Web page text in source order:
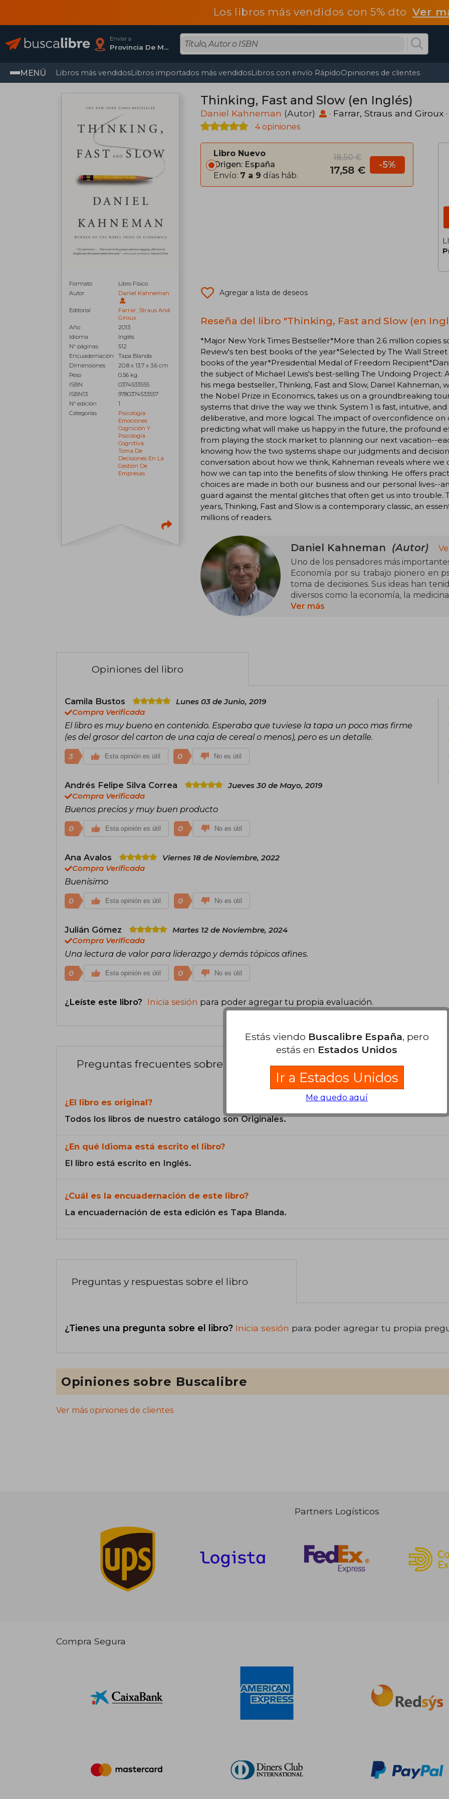
Los libros más vendidos con 5% dtoVer
Enviar a
Provincia De Madrid
MENÚ Libros más vendidosLibros importados más vendidosLibros con envío RápidoOpiniones de clientes
Formato
Libro Físico
Autor
Daniel Kahneman
Editorial
Farrar, Straus And
Giroux
Año
2013
Idioma
Inglés
N° páginas
512
Encuadernación
Tapa Blanda
Dimensiones
20.8 x 13.7 x 3.6 cm
Peso
0.56 kg.
ISBN
0374533555
ISBN13
9780374533557
N° edición
1
Categorías
Psicología:
Emociones
Cognición Y
Psicología
Cognitiva
Toma De
Decisiones En La
Gestión De
Empresas
Thinking, Fast and Slow (en Inglés)
Daniel Kahneman (Autor) · Farrar, Straus and Giroux
4 opiniones
Libro Nuevo
Origen: España
Envío: 7 a 9 días háb.
18,50 €
17,58 € -5%
Agregar a lista de deseos
Reseña del libro "Thinking, Fast and Slow (en
*Major New York Times Bestseller*More than 2.6 million copies
Review's ten best books of the year*Selected by The Wall
books of the year*Presidential Medal of Freedom
the subject of Michael Lewis's best-selling The Undoing Project:
his mega bestseller, Thinking, Fast and Slow, Daniel
the Nobel Prize in Economics, takes us on a groundbreaking
systems that drive the way we think. System 1 is fast, intuitive,
deliberative, and more logical. The impact of overconfidence
predicting what will make us happy in the future, the profound
from playing the stock market to planning our next vacation--
knowing how the two systems shape our judgments and
conversation about how we think, Kahneman reveals where
how we can tap into the benefits of slow thinking. He offers
choices are made in both our business and our personal lives--
guard against the mental glitches that often get us into trouble.
years, Thinking, Fast and Slow is a contemporary classic, an
millions of readers.
Daniel Kahneman (Autor)
Uno de los pensadores más
Economía por su trabajo pionero en
toma de decisiones. Sus ideas han
diversos como la economía, la
reunido la obra de su vida en un
Ver más
Opiniones del libro
Camila Bustos
Lunes 03 de Junio, 2019
Compra Verificada
El libro es muy bueno en contenido. Esperaba que tuviese la tapa un poco mas firme
(es del grosor del carton de una caja de cereal o menos), pero es un detalle.
3 Esta opinión es útil 0 No es útil
Andrés Felipe Silva Correa
Jueves 30 de Mayo, 2019
Compra Verificada
Buenos precios y muy buen producto
0 Esta opinión es útil 0 No es útil
Ana Avalos
Viernes 18 de Noviembre, 2022
Compra Verificada
Buenísimo
0 Esta opinión es útil 0 No es útil
Julián Gómez
Martes 12 de Noviembre, 2024
Compra Verificada
Una lectura de valor para liderazgo y demás tópicos afines.
0 Esta opinión es útil 0 No es útil
¿Leíste este libro? Inicia sesión para poder agregar tu propia evaluación.
Preguntas frecuentes sobre el libro
¿El libro es original?
Todos los libros de nuestro catálogo son Originales.
¿En qué Idioma está escrito el libro?
El libro está escrito en Inglés.
¿Cuál es la encuadernación de este libro?
La encuadernación de esta edición es Tapa Blanda.
Preguntas y respuestas sobre el libro
¿Tienes una pregunta sobre el libro? Inicia sesión para poder agregar tu propia
Opiniones sobre Buscalibre
Ver más opiniones de clientes
Partners Logísticos
Compra Segura
Estás viendo Buscalibre España, pero
estás en Estados Unidos
Ir a Estados Unidos
Me quedo aquí